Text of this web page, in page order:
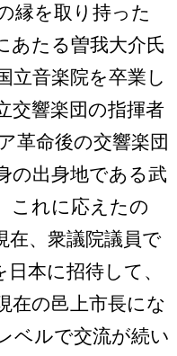
縁を取り持った
あたる曽我大介氏
立音楽院を卒業し
交響楽団の指揮者
革命後の交響楽団
の出身地である武
これに応えたの
在、衆議院議員で
本に招待して、
在の邑上市長にな
ベルで交流が続い